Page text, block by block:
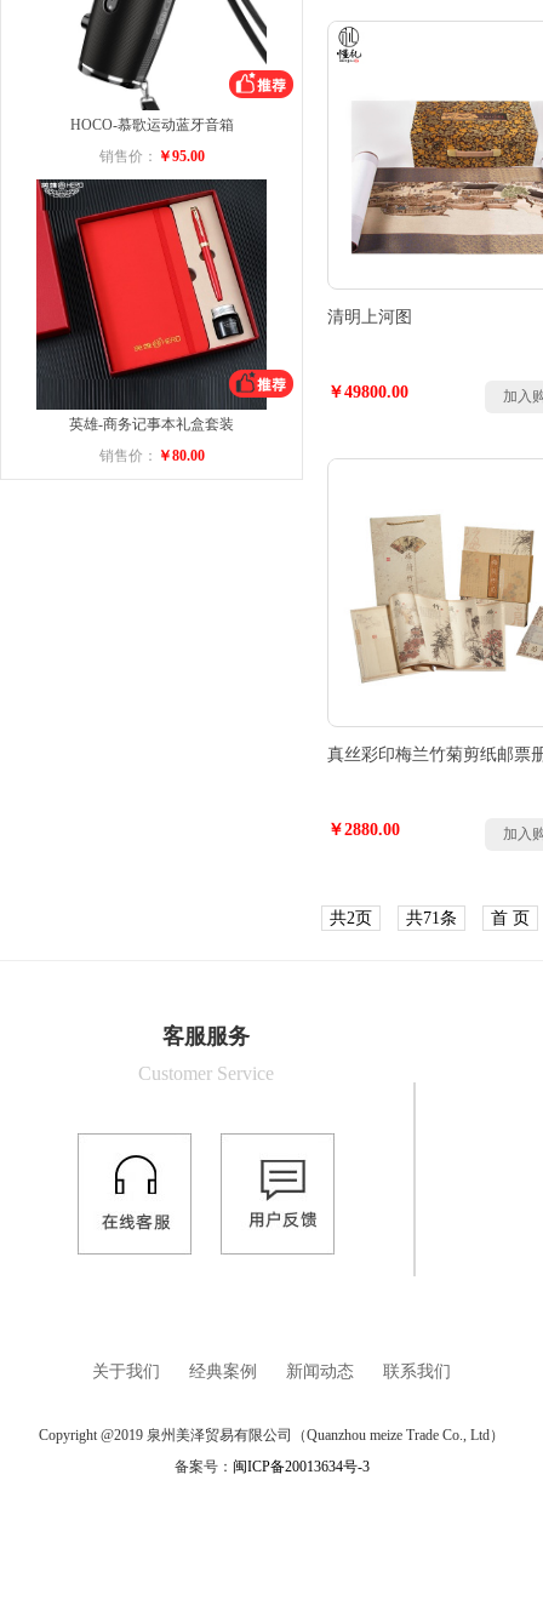
HOCO-慕歌运动蓝牙音箱
销售价： ￥95.00
英雄-商务记事本礼盒套装
销售价： ￥80.00
清明上河图
￥49800.00 加入
真丝彩印梅兰竹菊剪纸邮票
￥2880.00 加入
共2页 共71条 首 页
客服服务
Customer Service
关于我们 经典案例 新闻动态 联系我们
Copyright @2019 泉州美泽贸易有限公司（Quanzhou meize Trade Co., Ltd）
备案号： 闽ICP备20013634号-3